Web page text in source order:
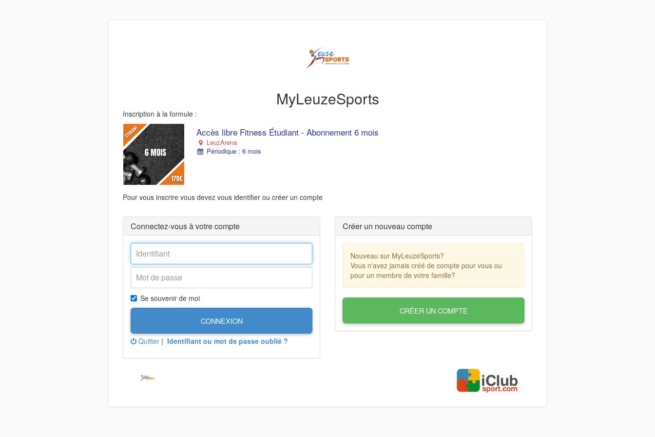
MyLeuzeSports
Inscription à la formule :
Accès libre Fitness Étudiant - Abonnement 6 mois
LeuzArena
Périodique : 6 mois
Pour vous inscrire vous devez vous identifier ou créer un compte
Connectez-vous à votre compte
Se souvenir de moi
CONNEXION
Quitter | Identifiant ou mot de passe oublié ?
Créer un nouveau compte
Nouveau sur MyLeuzeSports?
Vous n'avez jamais créé de compte pour vous ou
pour un membre de votre famille?
CRÉER UN COMPTE